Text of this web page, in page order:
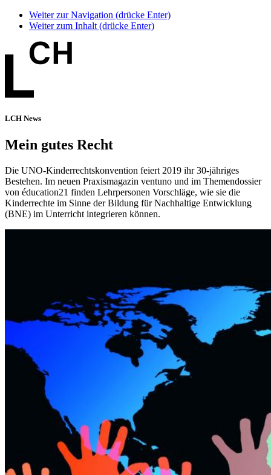
Weiter zur Navigation (drücke Enter)
Weiter zum Inhalt (drücke Enter)
LCH News
Mein gutes Recht
Die UNO-Kinderrechtskonvention feiert 2019 ihr 30-jähriges
Bestehen. Im neuen Praxismagazin ventuno und im Themendossier
von éducation21 finden Lehrpersonen Vorschläge, wie sie die
Kinderrechte im Sinne der Bildung für Nachhaltige Entwicklung
(BNE) im Unterricht integrieren können.